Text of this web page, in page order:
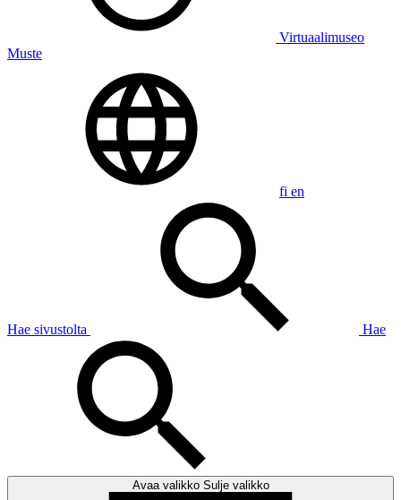
Virtuaalimuseo
Muste
fi en
Hae sivustolta Hae
Avaa valikko Sulje valikko